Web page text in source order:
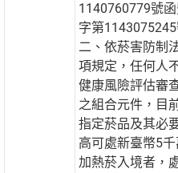
1140760779號
字第
二、依菸害防制
項規定，任何人
健康風險評估審
之組合元件，目
指定菸品及其必
高可處新臺幣5
加熱菸入境者，